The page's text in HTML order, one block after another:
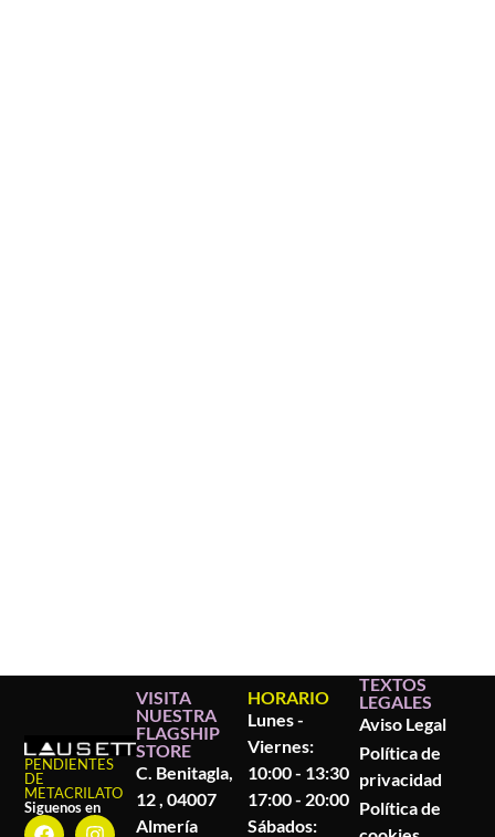
PENDIENTES
DE
METACRILATO
Siguenos en
VISITA
NUESTRA
FLAGSHIP
STORE
C. Benitagla,
12 , 04007
Almería
HORARIO
Lunes -
Viernes:
10:00 - 13:30
17:00 - 20:00
Sábados:
TEXTOS
LEGALES
Aviso Legal
Política de
privacidad
Política de